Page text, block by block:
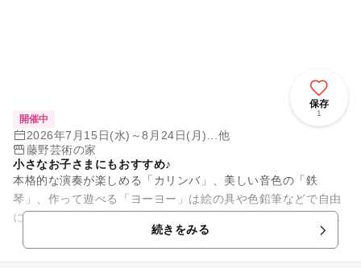
保存
1
開催中
2026年7月15日(水)～8月24日(月)...他
藤野芸術の家
小さなお子さまにもおすすめ♪
本格的な演奏が楽しめる「カリンバ」、美しい音色の「鉄
琴」、作って遊べる「ヨーヨー」は絵の具や色鉛筆などで自由
にお絵描きし、ラインストーンなどでデコレーションして完
成！作って遊ぼう♪小さなお子さま...
続きをみる